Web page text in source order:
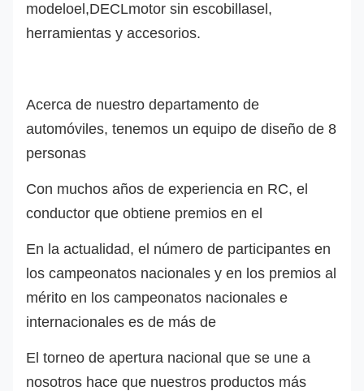
modeloel,DECLmotor sin escobillasel,
herramientas y accesorios.
Acerca de nuestro departamento de
automóviles, tenemos un equipo de diseño de 8
personas
Con muchos años de experiencia en RC, el
conductor que obtiene premios en el
En la actualidad, el número de participantes en
los campeonatos nacionales y en los premios al
mérito en los campeonatos nacionales e
internacionales es de más de
El torneo de apertura nacional que se une a
nosotros hace que nuestros productos más